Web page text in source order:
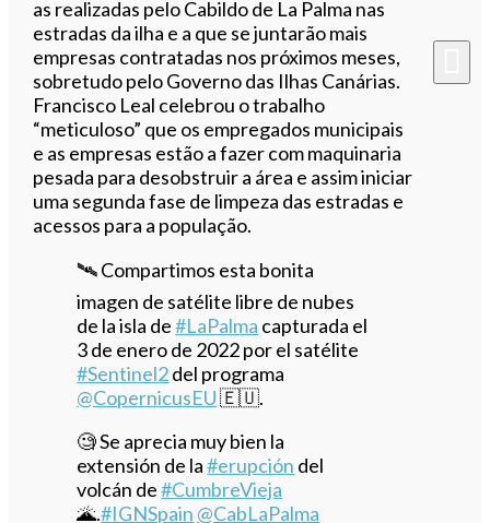
as realizadas pelo Cabildo de La Palma nas
estradas da ilha e a que se juntarão mais
empresas contratadas nos próximos meses,
sobretudo pelo Governo das Ilhas Canárias.
Francisco Leal celebrou o trabalho
“meticuloso” que os empregados municipais
e as empresas estão a fazer com maquinaria
pesada para desobstruir a área e assim iniciar
uma segunda fase de limpeza das estradas e
acessos para a população.
🛰️ Compartimos esta bonita
imagen de satélite libre de nubes
de la isla de#LaPalma capturada el
3 de enero de 2022 por el satélite
#Sentinel2del programa
@CopernicusEU🇪🇺.
🧐 Se aprecia muy bien la
extensión de la#erupción del
volcán de#CumbreVieja
🌋.#IGNSpain @CabLaPalma